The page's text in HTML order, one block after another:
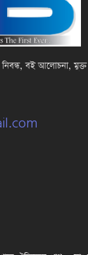
নিবন্ধ, বই আলোচনা,